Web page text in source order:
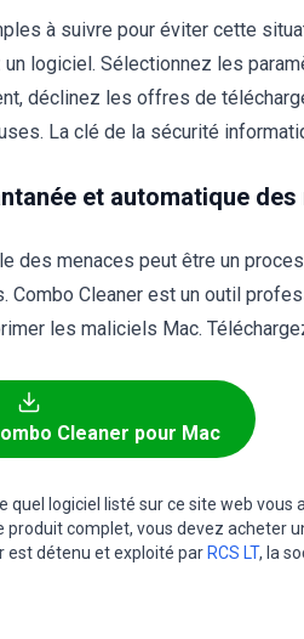
à suivre pour éviter cette
logiciel. Sélectionnez les
déclinez les offres de
La clé de la sécurité
et automatique
des menaces peut être un
Combo Cleaner est un outil
les maliciels Mac.
Cleaner pour Mac
quel logiciel listé sur ce site web vous
produit complet, vous devez acheter
est détenu et exploité par RCS LT, la